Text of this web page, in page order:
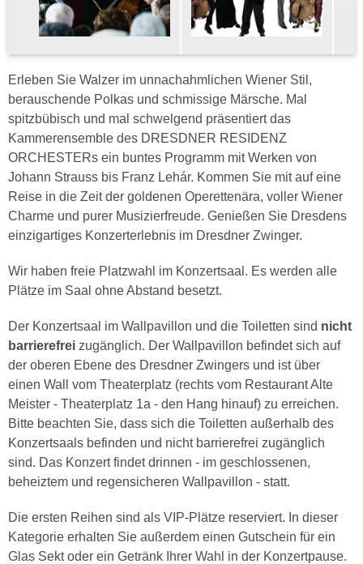
Erleben Sie Walzer im unnachahmlichen Wiener Stil,
berauschende Polkas und schmissige Märsche. Mal
spitzbübisch und mal schwelgend präsentiert das
Kammerensemble des DRESDNER RESIDENZ
ORCHESTERs ein buntes Programm mit Werken von
Johann Strauss bis Franz Lehár. Kommen Sie mit auf eine
Reise in die Zeit der goldenen Operettenära, voller Wiener
Charme und purer Musizierfreude. Genießen Sie Dresdens
einzigartiges Konzerterlebnis im Dresdner Zwinger.
Wir haben freie Platzwahl im Konzertsaal. Es werden alle
Plätze im Saal ohne Abstand besetzt.
Der Konzertsaal im Wallpavillon und die Toiletten sind nicht
barrierefrei zugänglich. Der Wallpavillon befindet sich auf
der oberen Ebene des Dresdner Zwingers und ist über
einen Wall vom Theaterplatz (rechts vom Restaurant Alte
Meister - Theaterplatz 1a - den Hang hinauf) zu erreichen.
Bitte beachten Sie, dass sich die Toiletten außerhalb des
Konzertsaals befinden und nicht barrierefrei zugänglich
sind. Das Konzert findet drinnen - im geschlossenen,
beheiztem und regensicheren Wallpavillon - statt.
Die ersten Reihen sind als VIP-Plätze reserviert. In dieser
Kategorie erhalten Sie außerdem einen Gutschein für ein
Glas Sekt oder ein Getränk Ihrer Wahl in der Konzertpause.